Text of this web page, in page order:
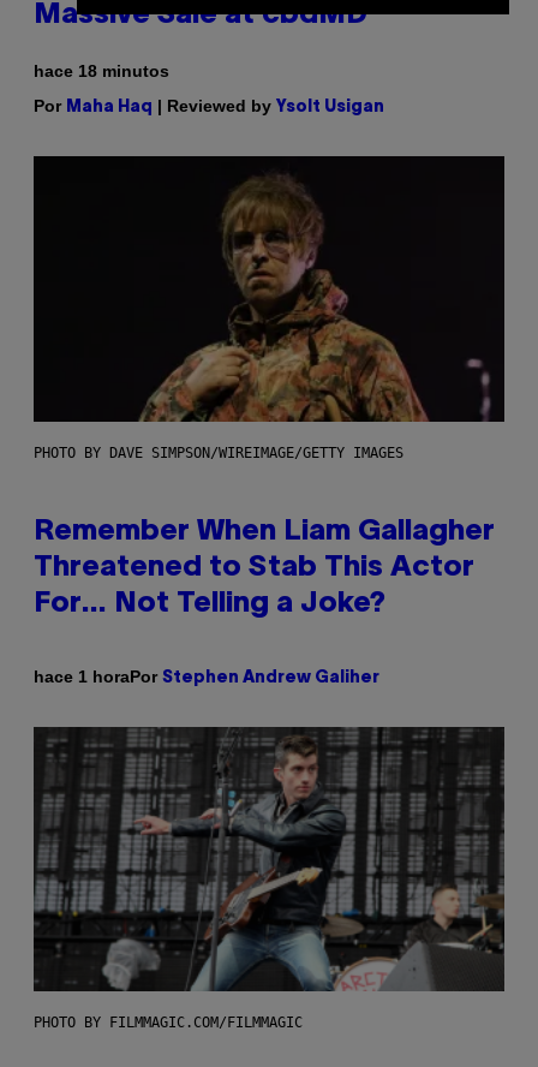
Massive Sale at cbdMD
hace 18 minutos
Por Maha Haq | Reviewed by Ysolt Usigan
PHOTO BY DAVE SIMPSON/WIREIMAGE/GETTY IMAGES
Remember When Liam Gallagher
Threatened to Stab This Actor
For… Not Telling a Joke?
hace 1 horaPor Stephen Andrew Galiher
PHOTO BY FILMMAGIC.COM/FILMMAGIC